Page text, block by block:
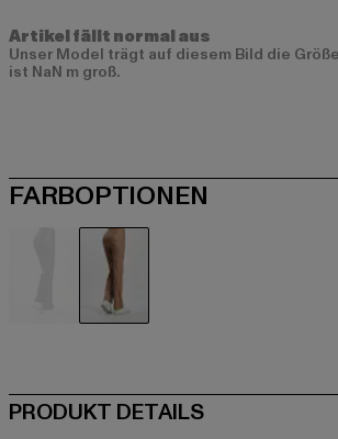
Artikel fällt normal aus
Unser Model trägt auf diesem Bild die
ist NaN m groß.
FARBOPTIONEN
PRODUKT DETAILS